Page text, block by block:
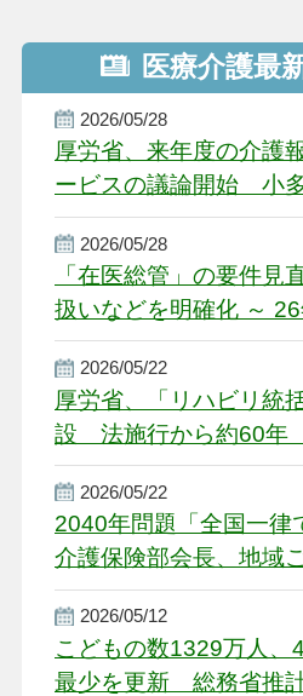
医療介護最
2026/05/28
厚労省、来年度の介護
ービスの議論開始 小
厳しい経営環境に危機
2026/05/28
「在医総管」の要件見
扱いなどを明確化 ～
2026/05/22
厚労省、「リハビリ統
設 法施行から約60年
2026/05/22
2040年問題「全国一
介護保険部会長、地域
盤整備を促す
2026/05/12
こどもの数1329万人、
最少を更新 総務省推